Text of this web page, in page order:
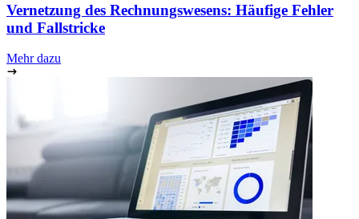
Vernetzung des Rechnungswesens: Häufige Fehler
und Fallstricke
Mehr dazu